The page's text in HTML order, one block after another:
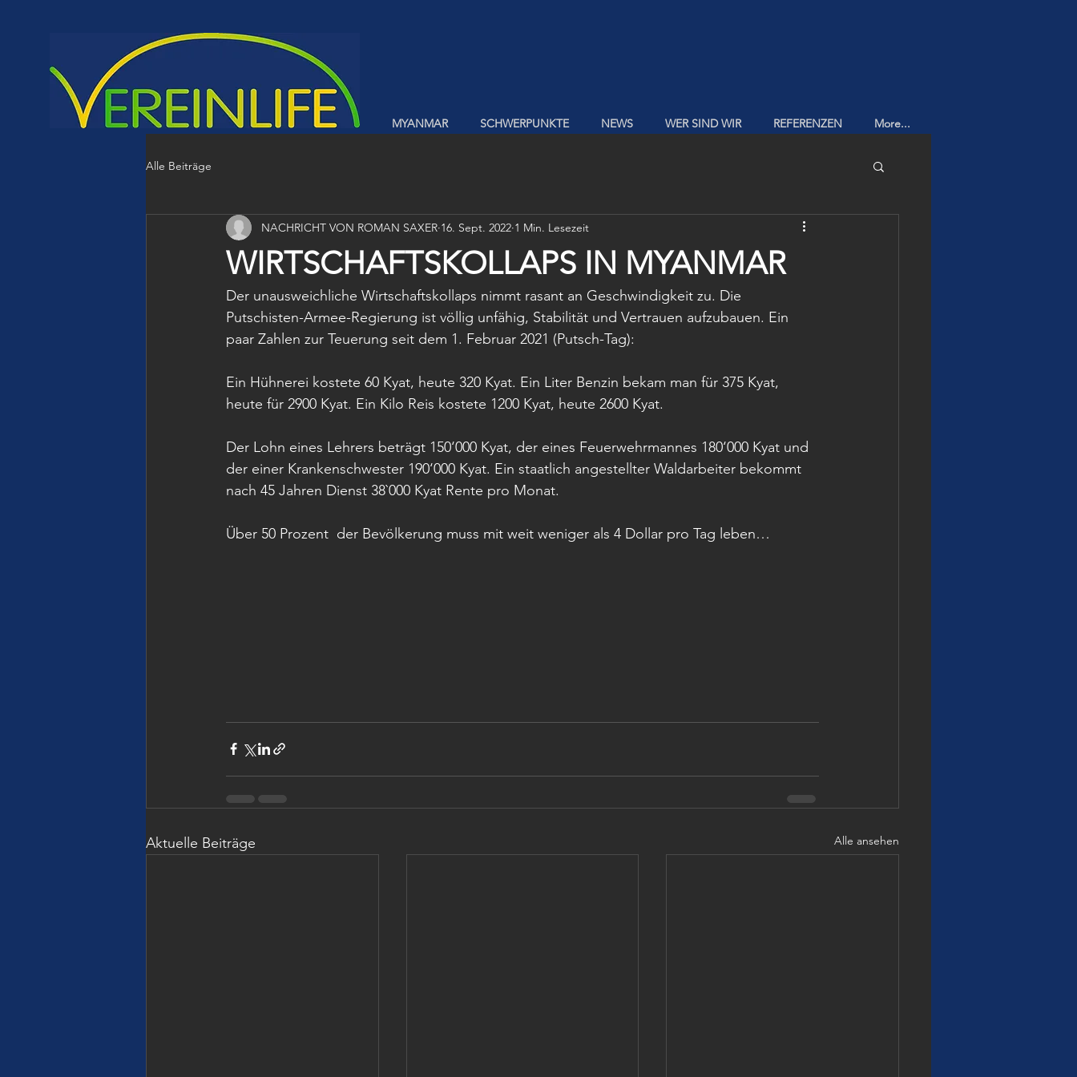
MYANMAR SCHWERPUNKTE NEWS WER SIND WIR REFERENZEN More...
Alle Beiträge
WIRTSCHAFTSKOLLAPS IN MYANMAR
NACHRICHT VON ROMAN SAXER 16. Sept. 2022 1 Min. Lesezeit
Der unausweichliche Wirtschaftskollaps nimmt rasant an Geschwindigkeit zu. Die
Putschisten-Armee-Regierung ist völlig unfähig, Stabilität und Vertrauen aufzubauen. Ein
paar Zahlen zur Teuerung seit dem 1. Februar 2021 (Putsch-Tag):
Ein Hühnerei kostete 60 Kyat, heute 320 Kyat. Ein Liter Benzin bekam man für 375 Kyat,
heute für 2900 Kyat. Ein Kilo Reis kostete 1200 Kyat, heute 2600 Kyat.
Der Lohn eines Lehrers beträgt 150‘000 Kyat, der eines Feuerwehrmannes 180‘000 Kyat und
der einer Krankenschwester 190‘000 Kyat. Ein staatlich angestellter Waldarbeiter bekommt
nach 45 Jahren Dienst 38`000 Kyat Rente pro Monat.
Über 50 Prozent  der Bevölkerung muss mit weit weniger als 4 Dollar pro Tag leben…
Aktuelle Beiträge Alle ansehen